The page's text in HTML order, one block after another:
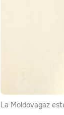
La Moldovagaz